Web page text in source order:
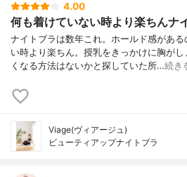
4.00
何も着けていない時より楽ちんナ
ナイトブラは数年これ。ホールド感があ
い時より楽ちん。授乳をきっかけに胸が
くなる方法はないかと探していた所…続き
Viage(ヴィアージュ)
ビューティアップナイトブラ